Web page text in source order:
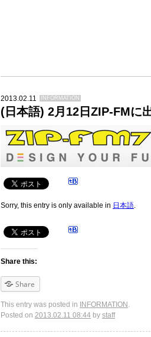
2013.02.11 INFORMATION
(日本語) 2月12日ZIP-FMに
Sorry, this entry is only available in 日本語
Share this:
Share
This entry was posted in INFORMATION .
Posted on 2013.02.11 08:44 by staff